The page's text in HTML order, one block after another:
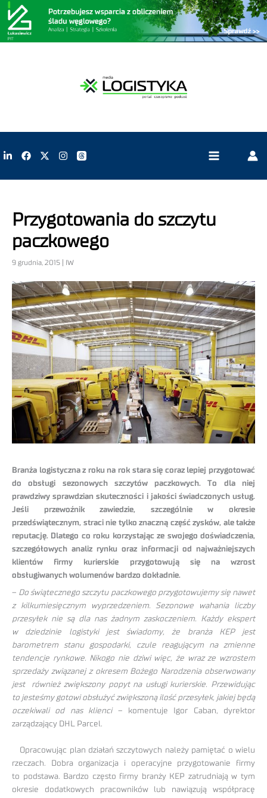
Przygotowania do szczytu
paczkowego
9 grudnia, 2015 | IW
Branża logistyczna z roku na rok stara się coraz lepiej przygotować
do obsługi sezonowych szczytów paczkowych. To dla niej
prawdziwy sprawdzian skuteczności i jakości świadczonych usług.
Jeśli przewoźnik zawiedzie, szczególnie w okresie
przedświątecznym, straci nie tylko znaczną część zysków, ale także
reputację. Dlatego co roku korzystając ze swojego doświadczenia,
szczegółowych analiz rynku oraz informacji od najważniejszych
klientów firmy kurierskie przygotowują się na wzrost
obsługiwanych wolumenów bardzo dokładnie.
– Do świątecznego szczytu paczkowego przygotowujemy się nawet
z kilkumiesięcznym wyprzedzeniem. Sezonowe wahania liczby
przesyłek nie są dla nas żadnym zaskoczeniem. Każdy ekspert
w dziedzinie logistyki jest świadomy, że branża KEP jest
barometrem stanu gospodarki, czule reagującym na zmienne
tendencje rynkowe. Nikogo nie dziwi więc, że wraz ze wzrostem
sprzedaży związanej z okresem Bożego Narodzenia obserwowany
jest również zwiększony popyt na usługi kurierskie. Przewidując
to jesteśmy gotowi obsłużyć zwiększoną ilość przesyłek, jakiej będą
oczekiwali od nas klienci– komentuje Igor Caban, dyrektor
zarządzający DHL Parcel.
Opracowując plan działań szczytowych należy pamiętać o wielu
rzeczach. Dobra organizacja i operacyjne przygotowanie firmy
to podstawa. Bardzo często firmy branży KEP zatrudniają w tym
okresie dodatkowych pracowników lub nawiązują współpracę